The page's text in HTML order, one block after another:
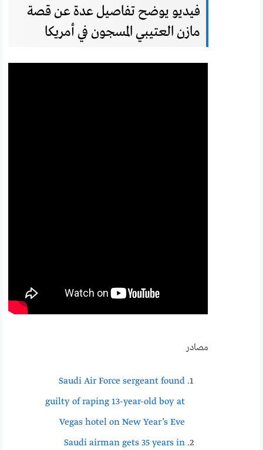
فيديو يوضح تفاصيل عدة عن قصة
مازن العتيبي المسجون في أمريكا
مصادر
Saudi Air Force sergeant found
guilty of raping 13-year-old boy at
Vegas hotel on New Year’s Eve
Saudi airman gets 35 years in